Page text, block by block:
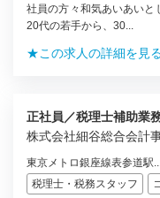
社員の方々和気あいあいと
20代の若手から、30...
★この求人の詳細を見
正社員／税理士補助業
株式会社細谷総合会計
東京メトロ銀座線表参道駅
税理士・税務スタッフ